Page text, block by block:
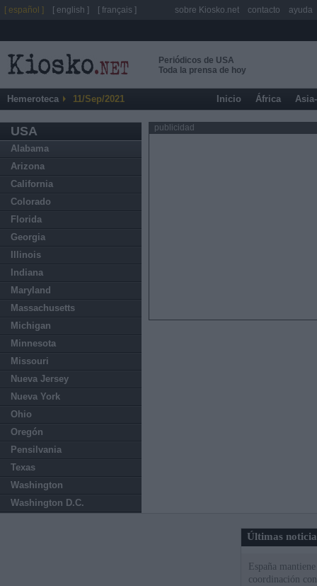
Periódicos de USA
Toda la prensa de hoy
Hemeroteca 11/Sep/2021 Inicio África
USA
Alabama
Arizona
California
Colorado
Florida
Georgia
Illinois
Indiana
Maryland
Massachusetts
Michigan
Minnesota
Missouri
Nueva Jersey
Nueva York
Ohio
Oregón
Pensilvania
Texas
Washington
Washington D.C.
publicidad
Últimas
España
coordinación
[ español ] [ english ] [ français ] sobre Kiosko.net contacto ayuda